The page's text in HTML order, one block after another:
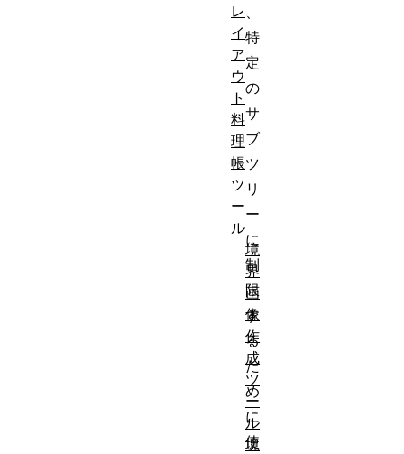
、
特
定
の
サ
ブ
ツ
リ
ー
に
制
限
す
る
た
め
に
使
レ
イ
ア
ウ
ト
料
理
帳
ツ
ー
ル
境
界
画
像
作
成
ツ
ー
ル
境